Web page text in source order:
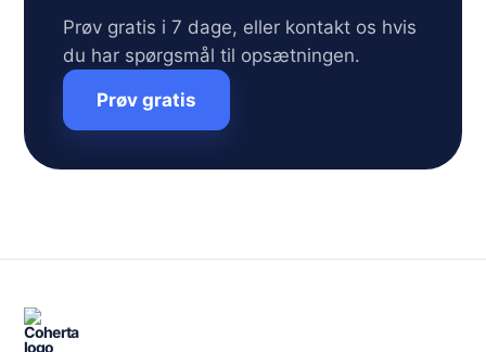
Prøv gratis i 7 dage, eller kontakt os hvis
du har spørgsmål til opsætningen.
Prøv gratis